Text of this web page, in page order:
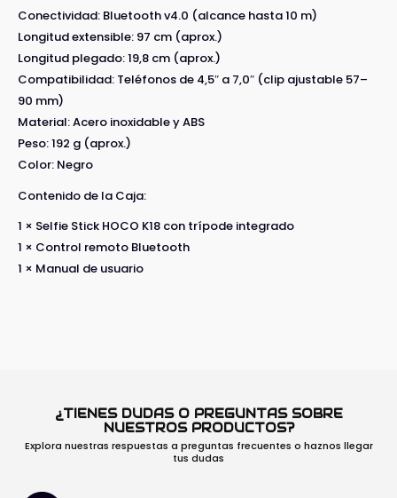
Conectividad: Bluetooth v4.0 (alcance hasta 10 m)
Longitud extensible: 97 cm (aprox.)
Longitud plegado: 19,8 cm (aprox.)
Compatibilidad: Teléfonos de 4,5″ a 7,0″ (clip ajustable 57–
90 mm)
Material: Acero inoxidable y ABS
Peso: 192 g (aprox.)
Color: Negro
Contenido de la Caja:
1 × Selfie Stick HOCO K18 con trípode integrado
1 × Control remoto Bluetooth
1 × Manual de usuario
¿TIENES DUDAS O PREGUNTAS SOBRE
NUESTROS PRODUCTOS?
Explora nuestras respuestas a preguntas frecuentes o haznos llegar
tus dudas